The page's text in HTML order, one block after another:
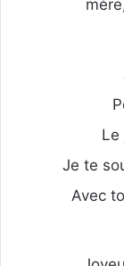
Le
Je te
Avec